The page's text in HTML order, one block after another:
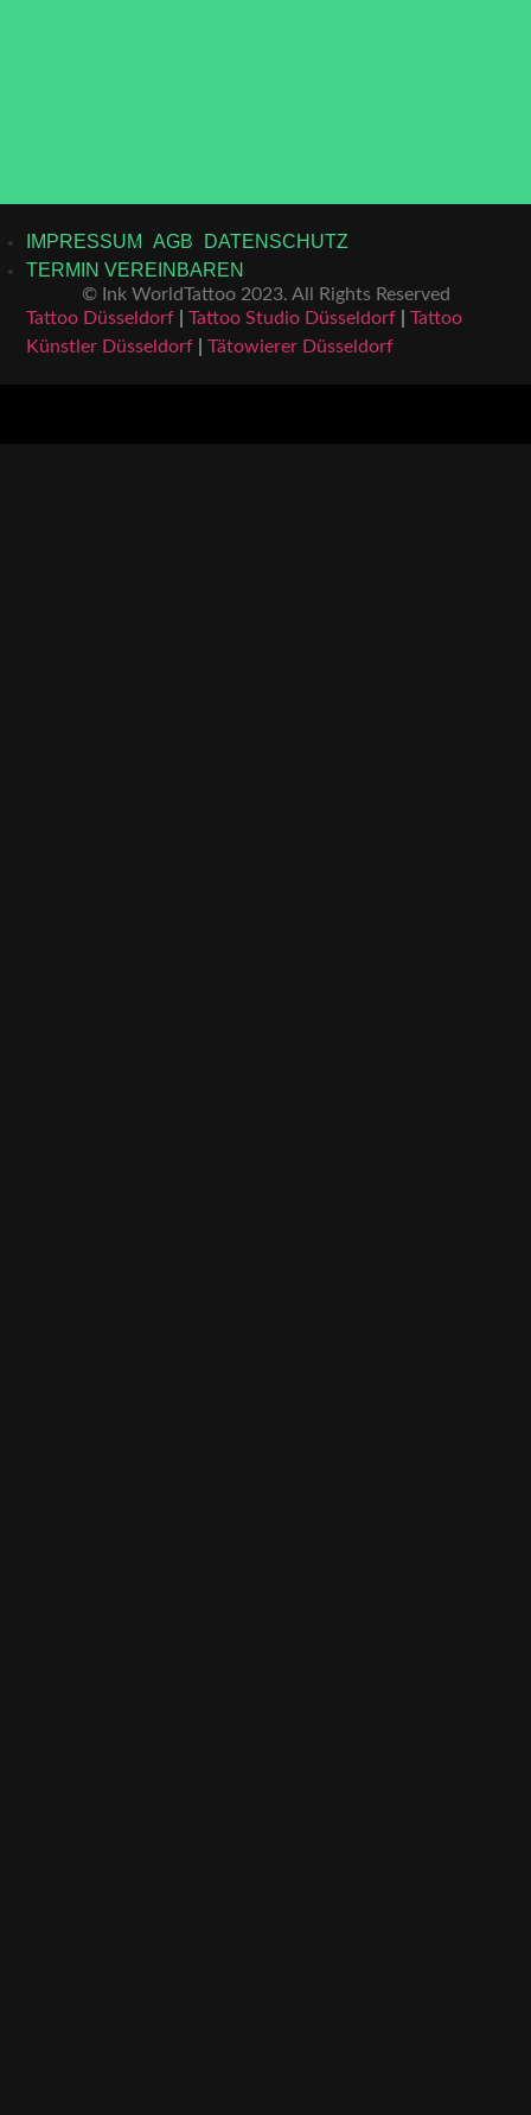
© Ink WorldTattoo 2023. All Rights Reserved
IMPRESSUM AGB
DATENSCHUTZ
TERMIN VEREINBAREN
Tattoo Düsseldorf |Tattoo Studio Düsseldorf |Tattoo
Künstler Düsseldorf |Tätowierer Düsseldorf